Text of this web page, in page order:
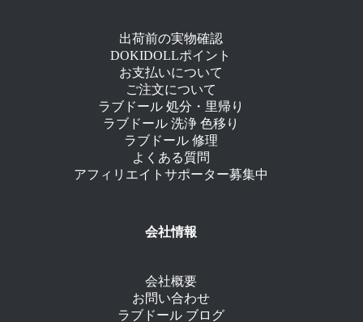
出荷前の実物確認
DOKIDOLLポイント
お支払いについて
ご注文について
ラブドール 処分・里帰り
ラブドール 洗浄 色移り
ラブドール 修理
よくある質問
アフィリエイトサポーター募集中
会社情報
会社概要
お問い合わせ
ラブドール ブログ